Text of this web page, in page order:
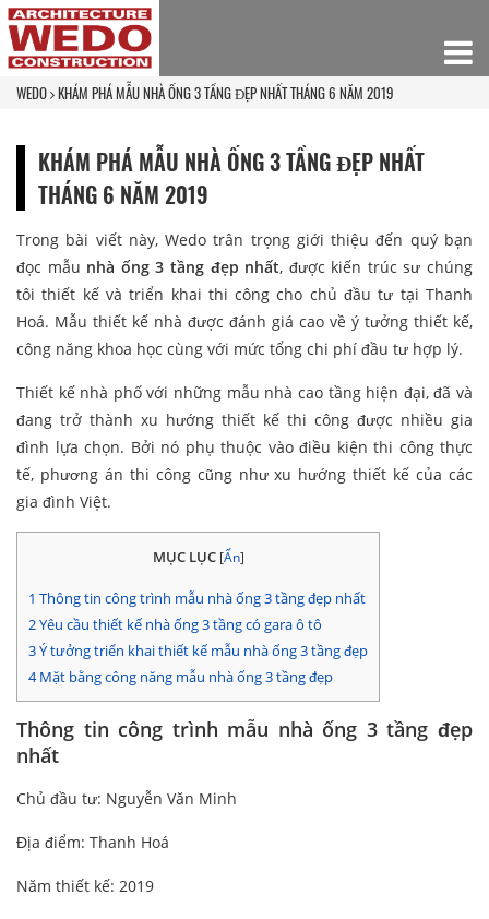
WEDO KHÁM PHÁ MẪU NHÀ ỐNG 3 TẦNG ĐẸP NHẤT THÁNG 6 NĂM 2019
KHÁM PHÁ MẪU NHÀ ỐNG 3 TẦNG ĐẸP NHẤT
THÁNG 6 NĂM 2019
Trong bài viết này, Wedo trân trọng giới thiệu đến quý bạn
đọc mẫu nhà ống 3 tầng đẹp nhất, được kiến trúc sư chúng
tôi thiết kế và triển khai thi công cho chủ đầu tư tại Thanh
Hoá. Mẫu thiết kế nhà được đánh giá cao về ý tưởng thiết kế,
công năng khoa học cùng với mức tổng chi phí đầu tư hợp lý.
Thiết kế nhà phố với những mẫu nhà cao tầng hiện đại, đã và
đang trở thành xu hướng thiết kế thi công được nhiều gia
đình lựa chọn. Bởi nó phụ thuộc vào điều kiện thi công thực
tế, phương án thi công cũng như xu hướng thiết kế của các
gia đình Việt.
MỤC LỤC [Ẩn]
1 Thông tin công trình mẫu nhà ống 3 tầng đẹp nhất
2Yêu cầu thiết kế nhà ống 3 tầng có gara ô tô
3Ý tưởng triển khai thiết kế mẫu nhà ống 3 tầng đẹp
4Mặt bằng công năng mẫu nhà ống 3 tầng đẹp
Thông tin công trình mẫu nhà ống 3 tầng đẹp
nhất
Chủ đầu tư: Nguyễn Văn Minh
Địa điểm: Thanh Hoá
Năm thiết kế: 2019